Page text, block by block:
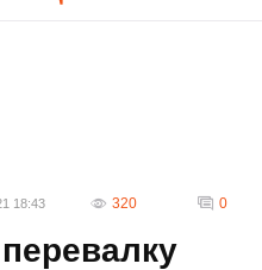
18:43 320 0